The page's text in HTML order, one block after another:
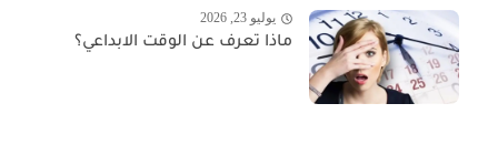
يوليو 23, 2026
ماذا تعرف عن الوقت الابداعي؟